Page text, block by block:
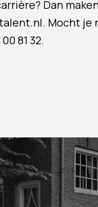
Dan
Mocht je
81 32.